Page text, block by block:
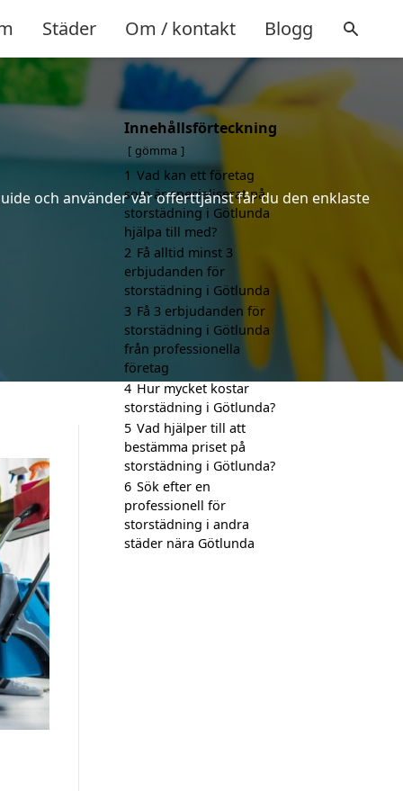
Städer Om / kontakt Blogg
och använder vår offerttjänst får du den enklaste
Innehållsförteckning
gömma
1 Vad kan ett företag
som är specialiserat på
storstädning i Götlunda
hjälpa till med?
2 Få alltid minst 3
erbjudanden för
storstädning i Götlunda
3 Få 3 erbjudanden för
storstädning i Götlunda
från professionella
företag
4 Hur mycket kostar
storstädning i Götlunda?
5 Vad hjälper till att
bestämma priset på
storstädning i Götlunda?
6 Sök efter en
professionell för
storstädning i andra
städer nära Götlunda